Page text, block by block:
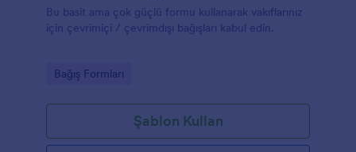
Bu basit ama çok güçlü formu kullanarak vakıflarınız
için çevrimiçi / çevrimdışı bağışları kabul edin.
Go to Category:
Bağış Formları
Şablon Kullan